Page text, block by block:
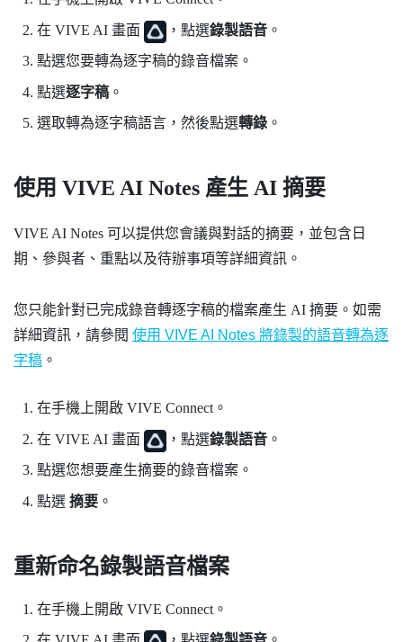
在 VIVE AI畫面 ，點選錄製語音。
點選您要轉為逐字稿的錄音檔案。
點選逐字稿。
選取轉為逐字稿語言，然後點選轉錄。
使用 VIVE AI Notes 產生 AI 摘要
VIVE AI Notes 可以提供您會議與對話的摘要，並包含日
期、參與者、重點以及待辦事項等詳細資訊。
您只能針對已完成錄音轉逐字稿的檔案產生 AI 摘要。如需
詳細資訊，請參閱 使用 VIVE AI Notes 將錄製的語音轉為逐
字稿 。
在手機上開啟 VIVE Connect。
在 VIVE AI畫面 ，點選錄製語音。
點選您想要產生摘要的錄音檔案。
點選 摘要。
重新命名錄製語音檔案
在手機上開啟 VIVE Connect。